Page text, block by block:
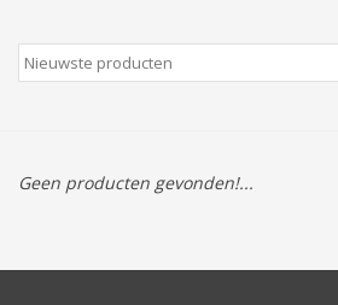
Wenskaarten
Tassen/Portemonnee
Boeken
Geen producten gevonden!...